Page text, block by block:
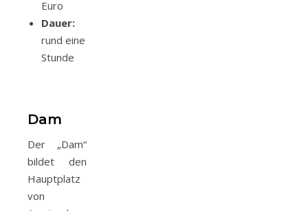
Euro
Dauer:
rund eine
Stunde
Dam
Der „Dam“
bildet den
Hauptplatz
von